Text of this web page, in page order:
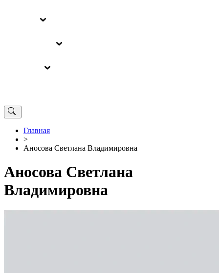
Главная
>
Аносова Светлана Владимировна
Аносова Светлана
Владимировна